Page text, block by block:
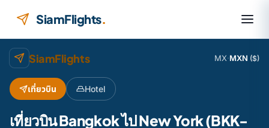
SiamFlights.
SiamFlights MX·MXN ($)
เที่ยวบิน Hotel
เที่ยวบิน Bangkok ไป New York (BKK-